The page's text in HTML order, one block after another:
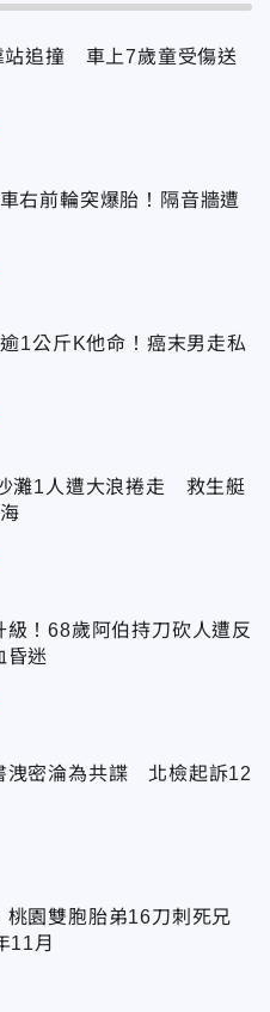
站追撞 車上7歲童受傷送
右前輪突爆胎！隔音牆遭
1公斤K他命！癌末男走私
灘1人遭大浪捲走 救生艇
級！68歲阿伯持刀砍人遭反
迷
洩密淪為共諜 北檢起訴12
桃園雙胞胎弟16刀刺死兄
月